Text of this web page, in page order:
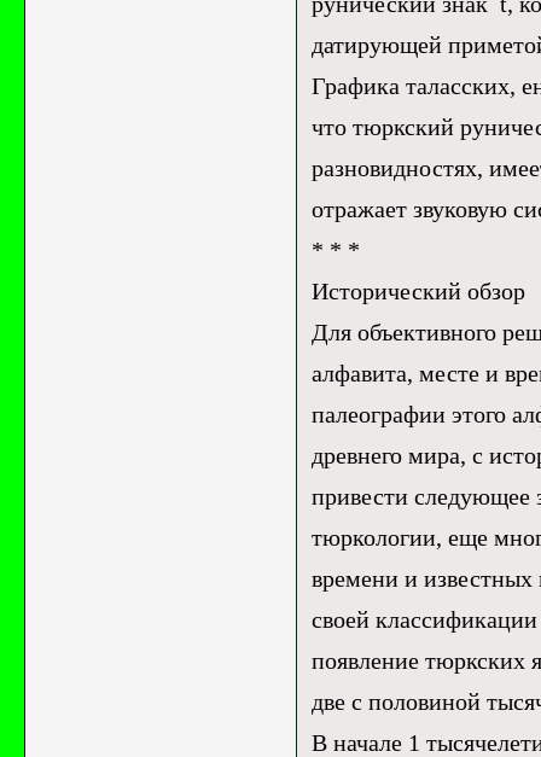
датирующей
Графика таласских,
что тюркский
разновидностях,
отражает звуковую
* * *
Исторический обзор
Для объективного
алфавита, месте и
палеографии этого
древнего мира, с
привести следующее
тюркологии, еще
времени и известных
своей
появление тюркских
две с половиной
В начале 1